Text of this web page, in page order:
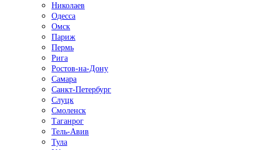
Николаев
Одесса
Омск
Париж
Пермь
Рига
Ростов-на-Дону
Самара
Санкт-Петербург
Слуцк
Смоленск
Таганрог
Тель-Авив
Тула